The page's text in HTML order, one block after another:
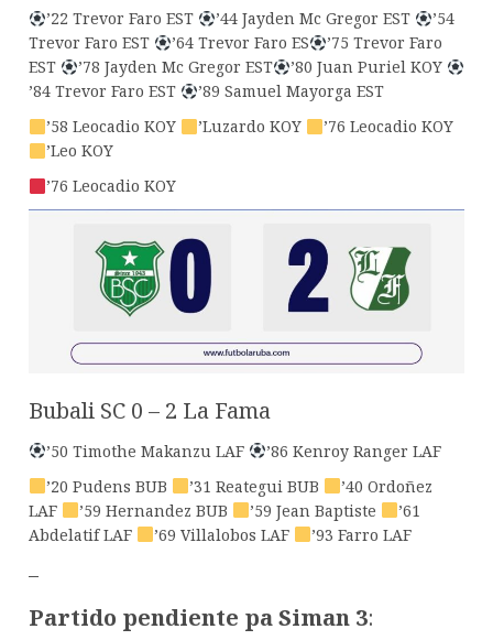
’22 Trevor Faro EST ’44 Jayden Mc Gregor EST
’54
Trevor Faro EST
’64 Trevor Faro ES
’75 Trevor Faro
EST
’78 Jayden Mc Gregor EST
’80 Juan Puriel KOY
’84 Trevor Faro EST
’89 Samuel Mayorga EST
’58 Leocadio KOY
’Luzardo KOY
’76 Leocadio KOY
’Leo KOY
’76 Leocadio KOY
Bubali SC 0 – 2 La Fama
’50 Timothe Makanzu LAF
’86 Kenroy Ranger LAF
’20 Pudens BUB
’31 Reategui BUB
’40 Ordoñez
LAF
’59 Hernandez BUB ’59 Jean Baptiste
’61
Abdelatif LAF
’69 Villalobos LAF ’93 Farro LAF
–
Partido pendiente pa Siman 3: